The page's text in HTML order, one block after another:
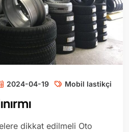
2024-04-19 Mobil lastikçi
dikkat edilmeli Oto